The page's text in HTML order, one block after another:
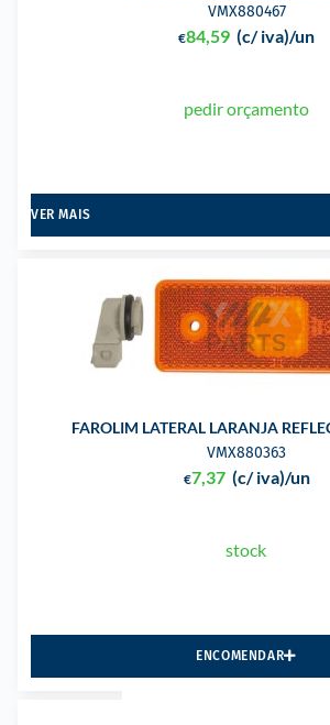
VMX880467
€84,59 (c/ iva)/un
pedir orçamento
VER MAIS
FAROLIM LATERAL LARANJA
VMX880363
€7,37 (c/ iva)/un
stock
ENCOMENDAR